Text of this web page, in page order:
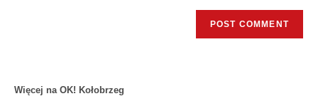
Więcej na OK! Kołobrzeg